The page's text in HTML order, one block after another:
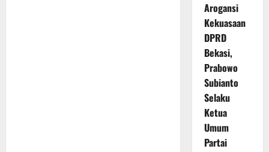
Arogansi
Kekuasaan
DPRD
Bekasi,
Prabowo
Subianto
Selaku
Ketua
Umum
Partai